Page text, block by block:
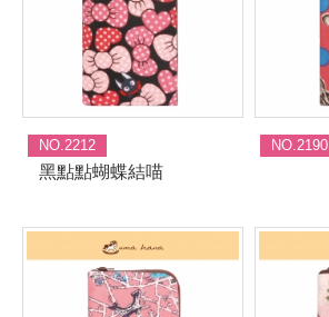
NO.2212
黑點點蝴蝶結喵
NO.2190